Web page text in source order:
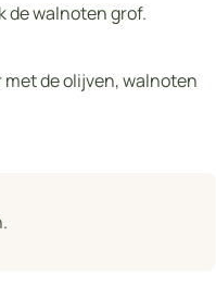
de walnoten grof.
de olijven, walnoten